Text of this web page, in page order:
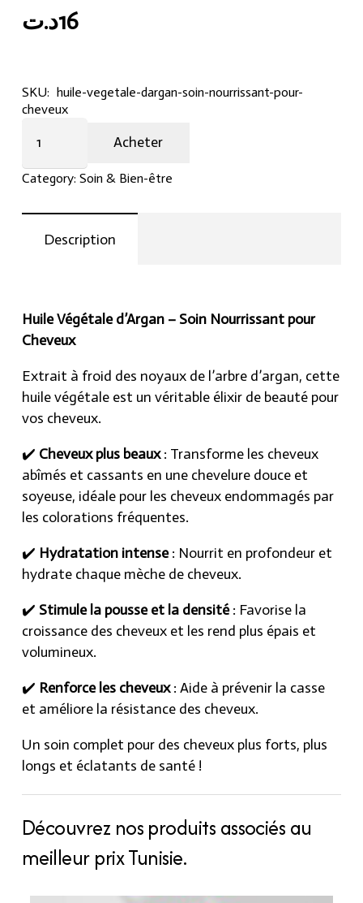
16د.ت
SKU: huile-vegetale-dargan-soin-nourrissant-pour-
cheveux
Végétale
d'Argan
Soin
Nourrissant
Acheter
Category: Soin & Bien-être
Description
Huile Végétale d’Argan – Soin Nourrissant pour
Cheveux
Extrait à froid des noyaux de l’arbre d’argan, cette
huile végétale est un véritable élixir de beauté pour
vos cheveux.
✔️ Cheveux plus beaux: Transforme les cheveux
abîmés et cassants en une chevelure douce et
soyeuse, idéale pour les cheveux endommagés par
les colorations fréquentes.
✔️ Hydratation intense: Nourrit en profondeur et
hydrate chaque mèche de cheveux.
✔️ Stimule la pousse et la densité: Favorise la
croissance des cheveux et les rend plus épais et
volumineux.
✔️ Renforce les cheveux: Aide à prévenir la casse
et améliore la résistance des cheveux.
Un soin complet pour des cheveux plus forts, plus
longs et éclatants de santé !
Découvrez nos produits associés au
meilleur prix Tunisie.